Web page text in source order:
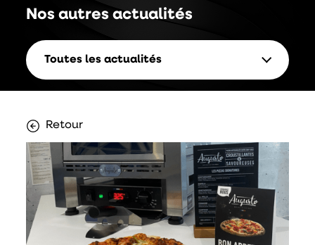
Nos autres actualités
Toutes les actualités
Retour